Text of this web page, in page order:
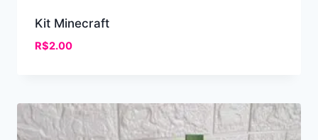
Kit Minecraft
R$2.00